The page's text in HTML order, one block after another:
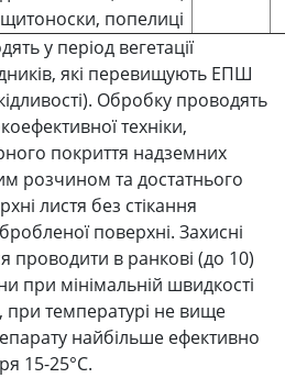
щитоноски, попелиці
у період вегетації
які перевищують ЕПШ
Обробку проводять
техніки,
покриття надземних
розчином та достатнього
листя без стікання
поверхні. Захисні
проводити в ранкові (до 10)
при мінімальній швидкості
при температурі не вище
найбільше ефективно
15-25°С.